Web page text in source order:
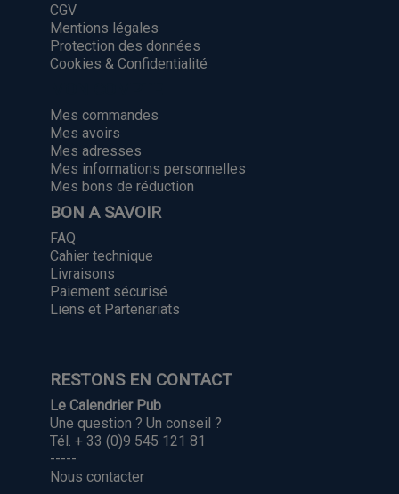
CGV
Mentions légales
Protection des données
Cookies & Confidentialité
Mes commandes
Mes avoirs
Mes adresses
Mes informations personnelles
Mes bons de réduction
BON A SAVOIR
FAQ
Cahier technique
Livraisons
Paiement sécurisé
Liens et Partenariats
RESTONS EN CONTACT
Le Calendrier Pub
Une question ? Un conseil ?
Tél. + 33 (0)9 545 121 81
-----
Nous contacter